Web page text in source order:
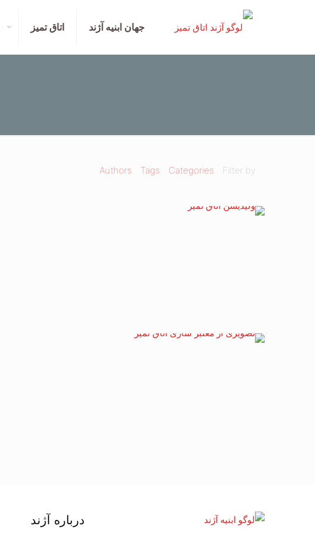
جهان ابنیه آژند اتاق تمیز
Filter by
Categories
Tags
Authors
درباره آژند